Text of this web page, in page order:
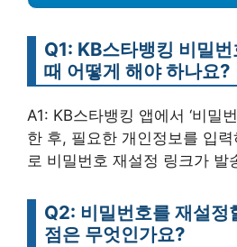
Q1: KB스타뱅킹 비밀
때 어떻게 해야 하나요?
A1: KB스타뱅킹 앱에서 ‘비밀
한 후, 필요한 개인정보를 입
로 비밀번호 재설정 링크가 발
Q2: 비밀번호를 재설정
점은 무엇인가요?